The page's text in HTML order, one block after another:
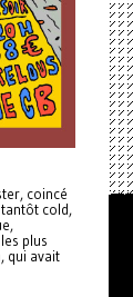
coincé
cold,
plus
qui avait